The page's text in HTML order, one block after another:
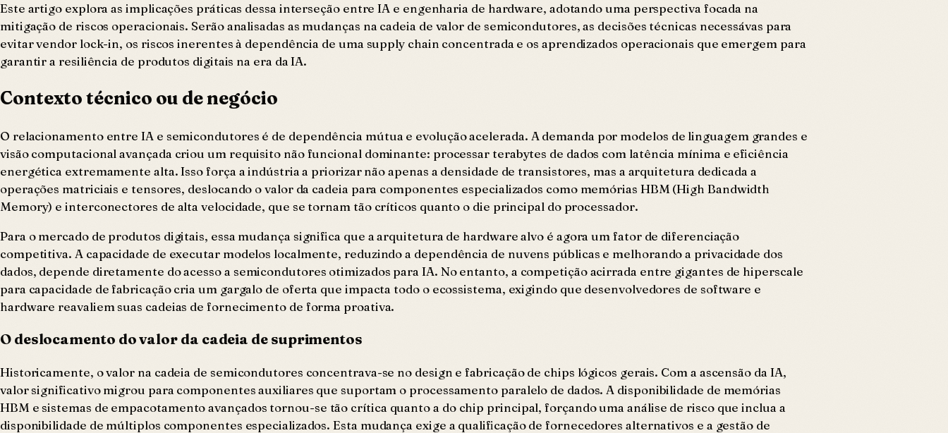
Este artigo explora as implicações práticas dessa interseção entre IA e engenharia de hardware, adotando uma perspectiva focada na
mitigação de riscos operacionais. Serão analisadas as mudanças na cadeia de valor de semicondutores, as decisões técnicas necessávas para
evitar vendor lock-in, os riscos inerentes à dependência de uma supply chain concentrada e os aprendizados operacionais que emergem para
garantir a resiliência de produtos digitais na era da IA.
Contexto técnico ou de negócio
O relacionamento entre IA e semicondutores é de dependência mútua e evolução acelerada. A demanda por modelos de linguagem grandes e
visão computacional avançada criou um requisito não funcional dominante: processar terabytes de dados com latência mínima e eficiência
energética extremamente alta. Isso força a indústria a priorizar não apenas a densidade de transistores, mas a arquitetura dedicada a
operações matriciais e tensores, deslocando o valor da cadeia para componentes especializados como memórias HBM (High Bandwidth
Memory) e interconectores de alta velocidade, que se tornam tão críticos quanto o die principal do processador.
Para o mercado de produtos digitais, essa mudança significa que a arquitetura de hardware alvo é agora um fator de diferenciação
competitiva. A capacidade de executar modelos localmente, reduzindo a dependência de nuvens públicas e melhorando a privacidade dos
dados, depende diretamente do acesso a semicondutores otimizados para IA. No entanto, a competição acirrada entre gigantes de hiperscale
para capacidade de fabricação cria um gargalo de oferta que impacta todo o ecossistema, exigindo que desenvolvedores de software e
hardware reavaliem suas cadeias de fornecimento de forma proativa.
O deslocamento do valor da cadeia de suprimentos
Historicamente, o valor na cadeia de semicondutores concentrava-se no design e fabricação de chips lógicos gerais. Com a ascensão da IA,
valor significativo migrou para componentes auxiliares que suportam o processamento paralelo de dados. A disponibilidade de memórias
HBM e sistemas de empacotamento avançados tornou-se tão crítica quanto a do chip principal, forçando uma análise de risco que inclua a
disponibilidade de múltiplos componentes especializados. Esta mudança exige a qualificação de fornecedores alternativos e a gestão de